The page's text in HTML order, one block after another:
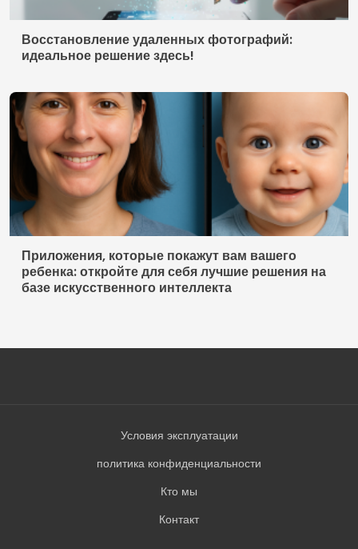
Восстановление удаленных фотографий:
идеальное решение здесь!
Приложения, которые покажут вам вашего
ребенка: откройте для себя лучшие решения на
базе искусственного интеллекта
Условия эксплуатации
политика конфиденциальности
Кто мы
Контакт